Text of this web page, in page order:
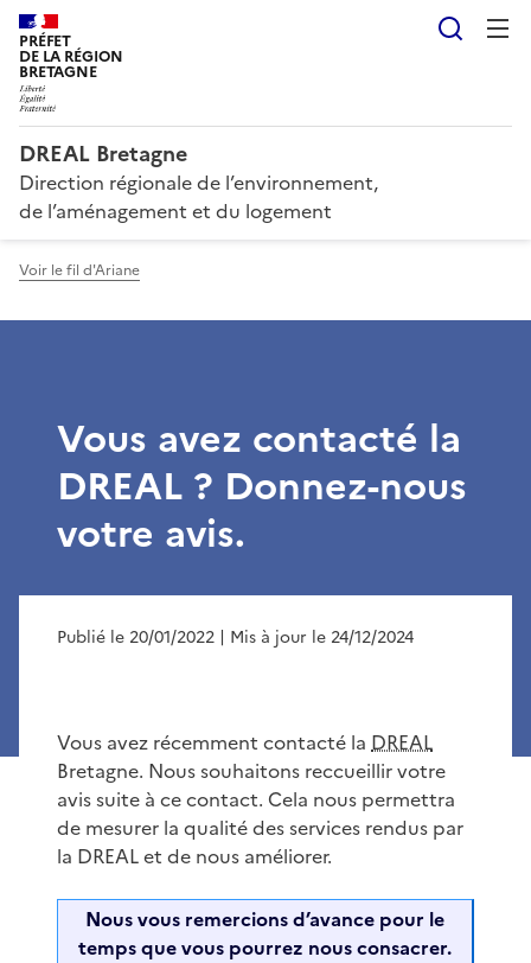
PRÉFET
DE LA RÉGION
BRETAGNE
DREAL Bretagne
Direction régionale de l’environnement,
de l’aménagement et du logement
Voir le fil d'Ariane
Vous avez contacté la
DREAL ? Donnez-nous
votre avis.
Publié le 20/01/2022 | Mis à jour le 24/12/2024
Vous avez récemment contacté la DREAL
Bretagne. Nous souhaitons reccueillir votre
avis suite à ce contact. Cela nous permettra
de mesurer la qualité des services rendus par
la DREAL et de nous améliorer.
Nous vous remercions d’avance pour le
temps que vous pourrez nous consacrer.